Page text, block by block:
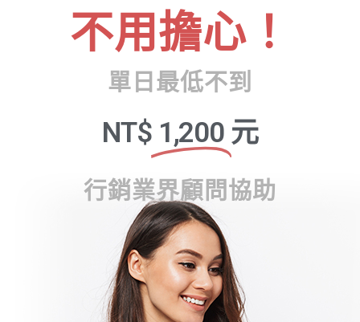
不用擔心！
單日最低不到
NT$ 1,200 元
行銷業界顧問協助